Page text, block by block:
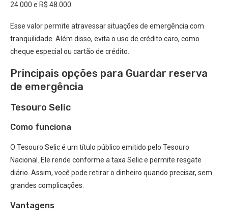
24.000 e R$ 48.000.
Esse valor permite atravessar situações de emergência com
tranquilidade. Além disso, evita o uso de crédito caro, como
cheque especial ou cartão de crédito.
Principais opções para Guardar reserva
de emergência
Tesouro Selic
Como funciona
O Tesouro Selic é um título público emitido pelo Tesouro
Nacional. Ele rende conforme a taxa Selic e permite resgate
diário. Assim, você pode retirar o dinheiro quando precisar, sem
grandes complicações.
Vantagens